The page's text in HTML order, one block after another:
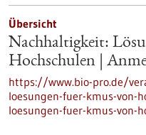
Übersicht
Nachhaltigkeit:
Hochschulen |
https://www.bio-pro.de/
loesungen-fuer-kmus-von-
loesungen-fuer-kmus-von-